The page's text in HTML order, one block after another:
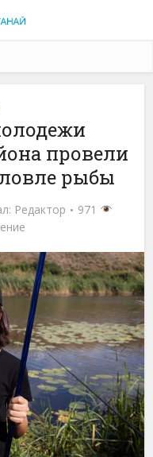
провели
рыбы
Редактор
971